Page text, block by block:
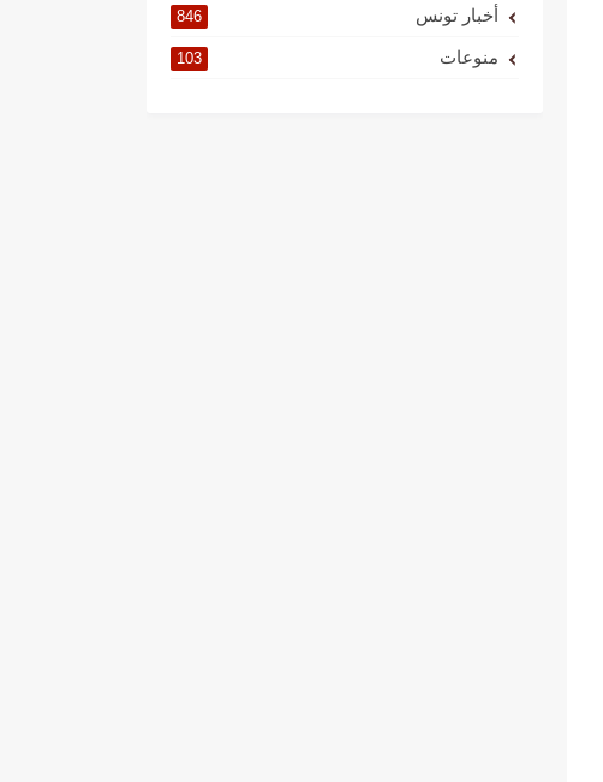
أخبار تونس 846
منوعات 103